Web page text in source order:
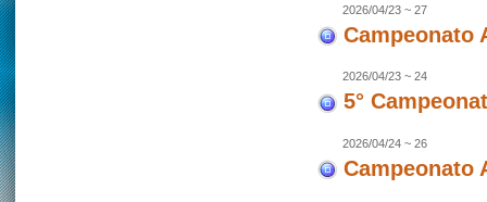
2026/04/23 ~ 27
Campeonato
2026/04/23 ~ 24
5°
2026/04/24 ~ 26
Campeonato